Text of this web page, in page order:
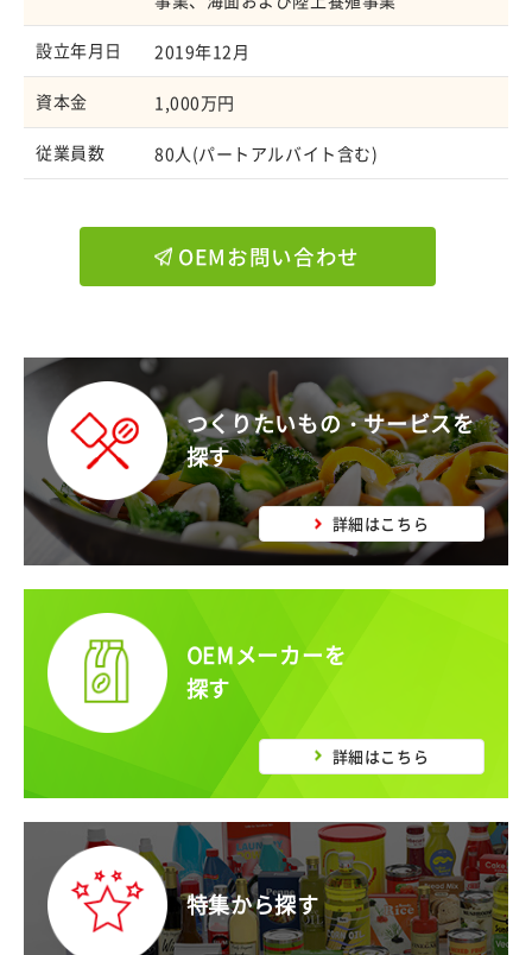
設立年月日 2019年12月
資本金 1,000万円
従業員数 80人(パートアルバイト含む)
OEMお問い合わせ
つくりたいもの・サービスを
探す
詳細はこちら
OEMメーカーを
探す
詳細はこちら
特集から探す